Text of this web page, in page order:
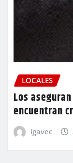
LOCALES
Los
encuentran
igavec